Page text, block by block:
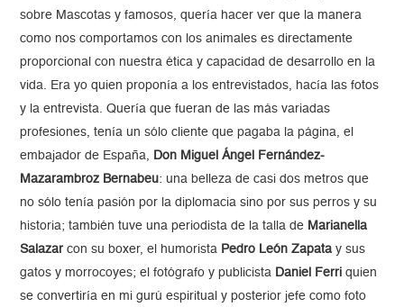
sobre Mascotas y famosos, quería hacer ver que la manera
como nos comportamos con los animales es directamente
proporcional con nuestra ética y capacidad de desarrollo en la
vida. Era yo quien proponía a los entrevistados, hacía las fotos
y la entrevista. Quería que fueran de las más variadas
profesiones, tenía un sólo cliente que pagaba la página, el
embajador de España, Don Miguel Ángel Fernández-
Mazarambroz Bernabeu: una belleza de casi dos metros que
no sólo tenía pasión por la diplomacia sino por sus perros y su
historia; también tuve una periodista de la talla de Marianella
Salazar con su boxer, el humorista Pedro León Zapata y sus
gatos y morrocoyes; el fotógrafo y publicista Daniel Ferri quien
se convertiría en mi gurú espiritual y posterior jefe como foto